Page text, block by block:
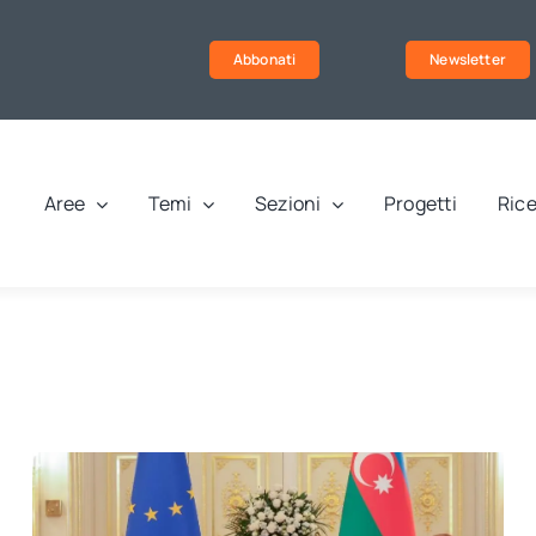
Abbonati Newsletter
Aree Temi Sezioni Progetti